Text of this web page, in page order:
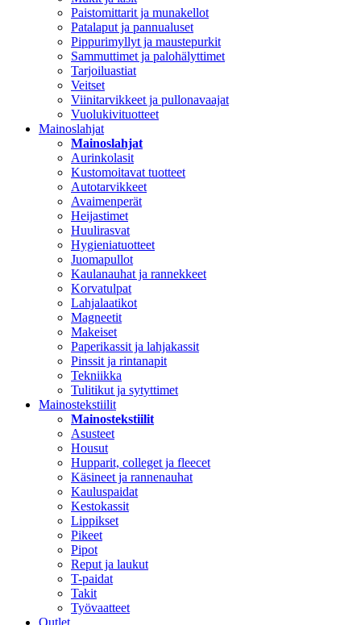
Paistomittarit ja munakellot
Patalaput ja pannualuset
Pippurimyllyt ja maustepurkit
Sammuttimet ja palohälyttimet
Tarjoiluastiat
Veitset
Viinitarvikkeet ja pullonavaajat
Vuolukivituotteet
Mainoslahjat
Mainoslahjat
Aurinkolasit
Kustomoitavat tuotteet
Autotarvikkeet
Avaimenperät
Heijastimet
Huulirasvat
Hygieniatuotteet
Juomapullot
Kaulanauhat ja rannekkeet
Korvatulpat
Lahjalaatikot
Magneetit
Makeiset
Paperikassit ja lahjakassit
Pinssit ja rintanapit
Tekniikka
Tulitikut ja sytyttimet
Mainostekstiilit
Mainostekstiilit
Asusteet
Housut
Hupparit, colleget ja fleecet
Käsineet ja rannenauhat
Kauluspaidat
Kestokassit
Lippikset
Pikeet
Pipot
Reput ja laukut
T-paidat
Takit
Työvaatteet
Outlet